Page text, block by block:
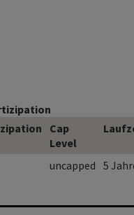
Cap
Level
uncapped 5